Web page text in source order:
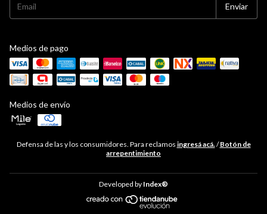
Medios de pago
Medios de envío
Defensa de las y los consumidores. Para reclamos ingresá acá./ Botón de
arrepentimiento
Developed by Index®